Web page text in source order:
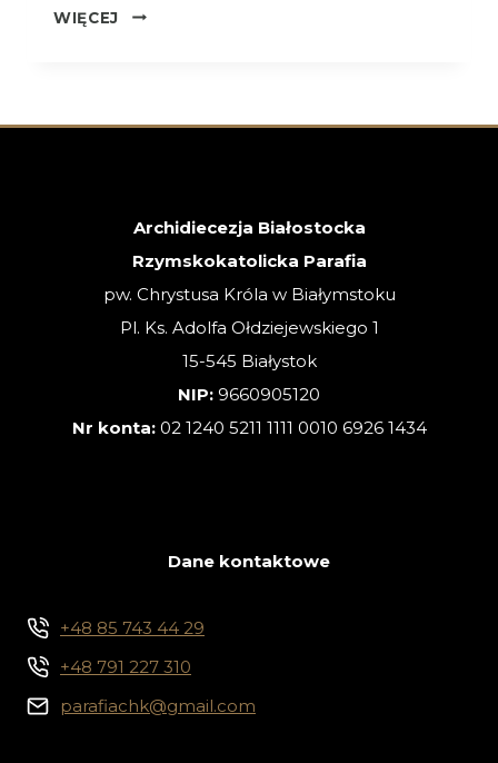
WIĘCEJ
OGŁOSZENIA
ZWYKŁA
Archidiecezja Białostocka
Rzymskokatolicka Parafia
pw. Chrystusa Króla w Białymstoku
Pl. Ks. Adolfa Ołdziejewskiego 1
15-545 Białystok
NIP: 9660905120
Nr konta: 02 1240 5211 1111 0010 6926 1434
Dane kontaktowe
+48 85 743 44 29
+48 791 227 310
parafiachk@gmail.com